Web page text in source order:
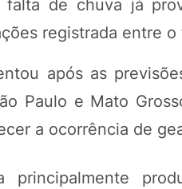
de chuva já
registrada entre
após as
Paulo e Mato
a ocorrência de
principalmente